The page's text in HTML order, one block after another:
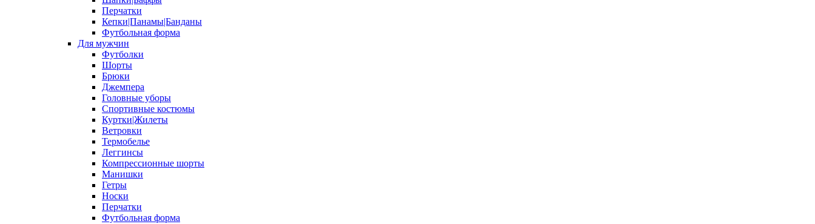
Перчатки
Кепки|Панамы|Банданы
Футбольная форма
Для мужчин
Футболки
Шорты
Брюки
Джемпера
Головные уборы
Спортивные костюмы
Куртки|Жилеты
Ветровки
Термобелье
Леггинсы
Компрессионные шорты
Манишки
Гетры
Носки
Перчатки
Футбольная форма